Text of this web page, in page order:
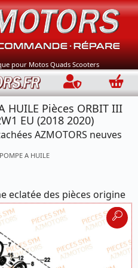
pour Motos Quads Scooters
Connection
HUILE Pièces ORBIT III
EU (2018 2020)
AZMOTORS neuves
POMPE A HUILE
eclatée des pièces origine